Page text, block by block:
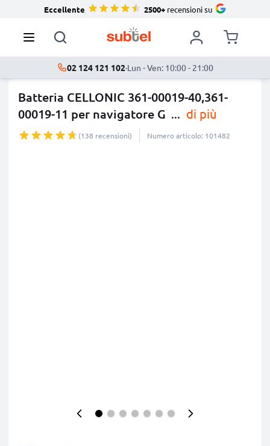
Eccellente 2500+recensioni su
02 124 121 102·Lun - Ven: 10:00 - 21:00
Batteria CELLONIC 361-00019-40,361-
00019-11 per navigatore G ... di più
(138 recensioni) Numero articolo: 101482